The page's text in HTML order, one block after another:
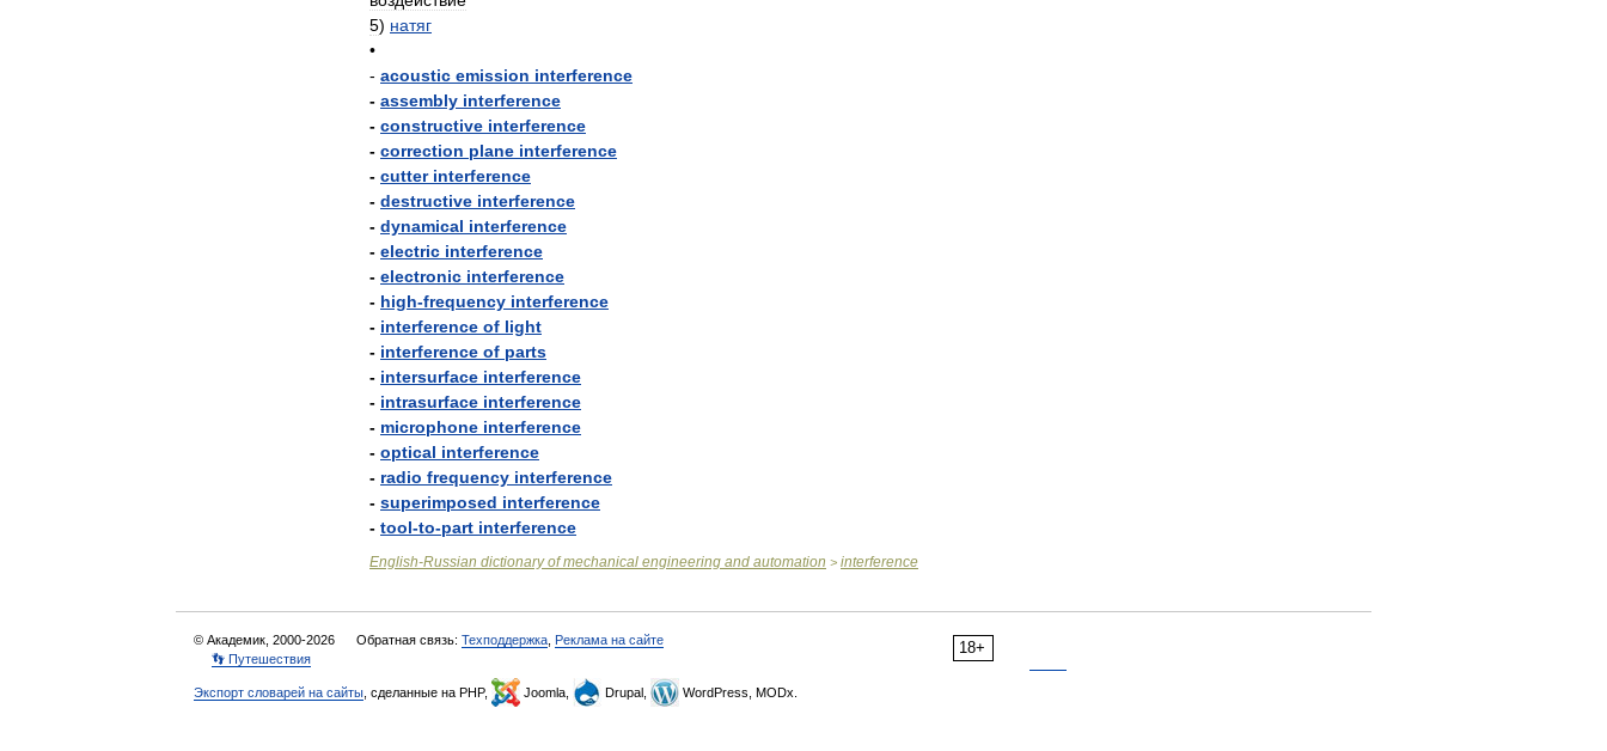
5) натяг
•
- acoustic emission interference
- assembly interference
- constructive interference
- correction plane interference
- cutter interference
- destructive interference
- dynamical interference
- electric interference
- electronic interference
- high-frequency interference
- interference of light
- interference of parts
- intersurface interference
- intrasurface interference
- microphone interference
- optical interference
- radio frequency interference
- superimposed interference
- tool-to-part interference
English-Russian dictionary of mechanical engineering and automation > interference
18+
© Академик, 2000-2026 Обратная связь: Техподдержка Реклама на сайте
👣 Путешествия
Экспорт словарей на сайты , сделанные на PHP, Joomla, Drupal, WordPress, MODx.